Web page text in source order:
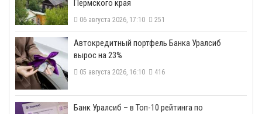
Пермского края
06 августа 2026, 17:10 251
​Автокредитный портфель Банка Уралсиб
вырос на 23%
05 августа 2026, 16:10 416
​Банк Уралсиб – в Топ-10 рейтинга по